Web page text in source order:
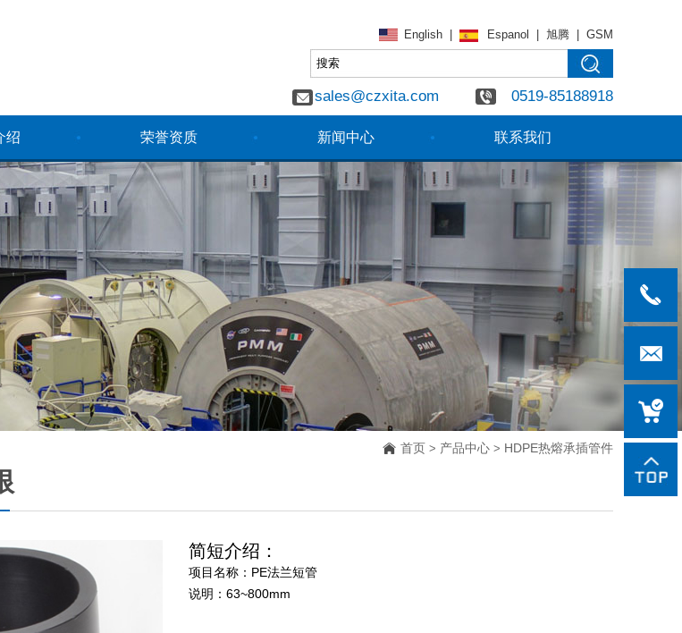
English Espanol 旭腾 GSM
sales@czxita.com 0519-85188918
绍 荣誉资质 新闻中心 联系我们
首页 > 产品中心 > HDPE热熔承插管件
简短介绍：
项目名称：PE法兰短管
说明：63~800mm
0519-
85188918